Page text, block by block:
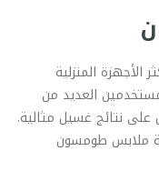
المنزلية
العديد من
على نتائج غسيل مثالية.
ملابس طومسون